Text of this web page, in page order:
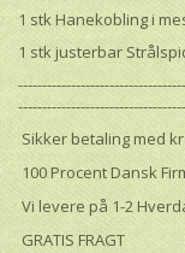
1 stk Hanekobling i
1 stk justerbar
Sikker betaling med
100 Procent Dansk
Vi levere på 1-2
GRATIS FRAGT